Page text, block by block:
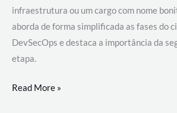
infraestrutura ou um cargo com nome
aborda de forma simplificada as fases do
DevSecOps e destaca a importância da
etapa.
DevSecOps
Read More »